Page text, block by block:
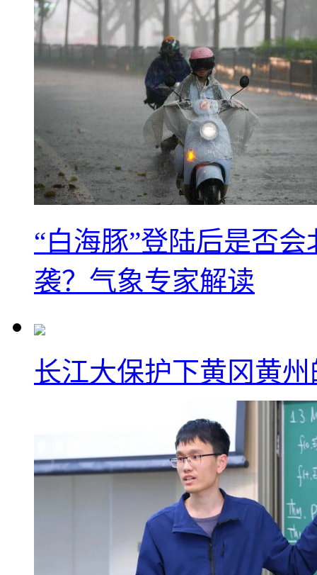
“白海豚”登陆后是否
袭？气象专家解读
长江大保护下黄冈黄